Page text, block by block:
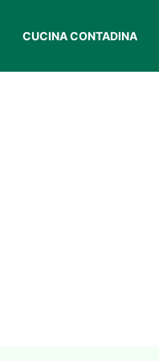
CUCINA CONTADINA